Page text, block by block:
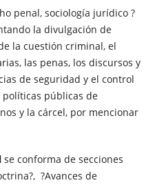
penal, sociología jurídico ?
la divulgación de
la cuestión criminal, el
las penas, los discursos y
de seguridad y el control
públicas de
y la cárcel, por mencionar
se conforma de secciones
?Avances de